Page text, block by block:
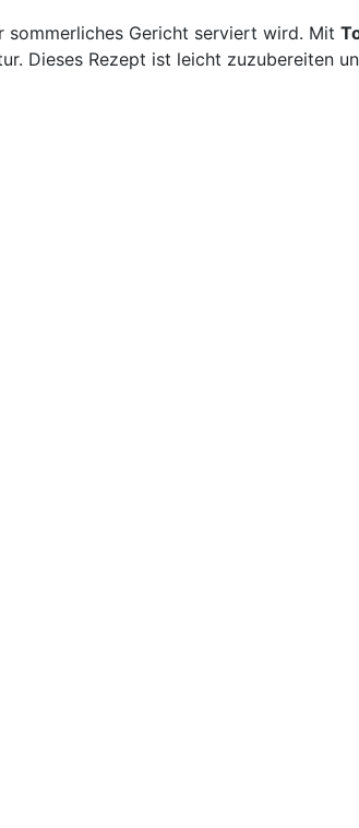
sommerliches Gericht serviert wird. Mit
Dieses Rezept ist leicht zuzubereiten